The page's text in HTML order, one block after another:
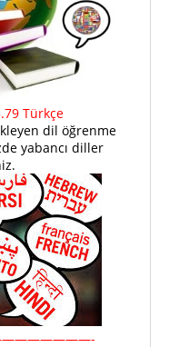
Türkçe
dil öğrenme
yabancı diller